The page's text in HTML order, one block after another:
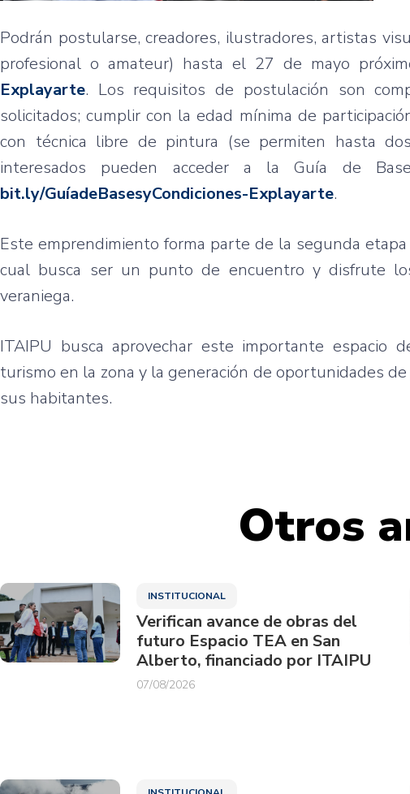
Podrán postularse, creadores, ilustradores, artistas
profesional o amateur) hasta el 27 de mayo
Explayarte. Los requisitos de postulación son
solicitados; cumplir con la edad mínima de
con técnica libre de pintura (se permiten hasta
interesados pueden acceder a la Guía de
bit.ly/GuíadeBasesyCondiciones-Explayarte.
Este emprendimiento forma parte de la segunda
cual busca ser un punto de encuentro y disfrute
veraniega.
ITAIPU busca aprovechar este importante espacio
turismo en la zona y la generación de oportunidades
sus habitantes.
Otros
INSTITUCIONAL
Verifican avance de obras del
futuro Espacio TEA en San
Alberto, financiado por ITAIPU
07/08/2026